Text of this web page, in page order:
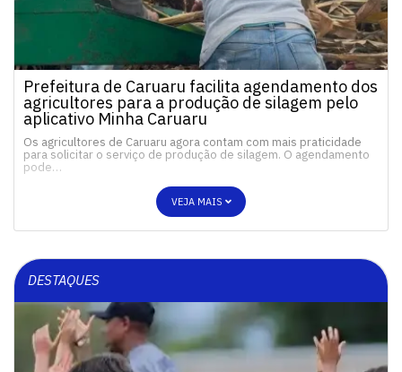
Prefeitura de Caruaru facilita agendamento dos
agricultores para a produção de silagem pelo
aplicativo Minha Caruaru
Os agricultores de Caruaru agora contam com mais praticidade
para solicitar o serviço de produção de silagem. O agendamento
pode…
VEJA MAIS
DESTAQUES